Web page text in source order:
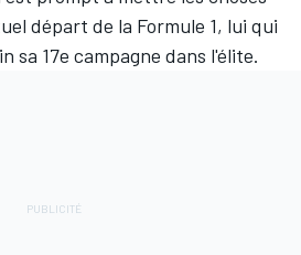
départ de la Formule 1, lui qui
sa 17e campagne dans l'élite.